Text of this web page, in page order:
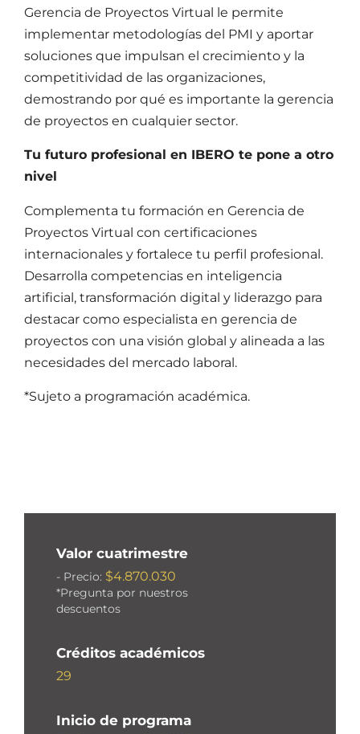
Gerencia de Proyectos Virtual le permite
implementar metodologías del PMI y aportar
soluciones que impulsan el crecimiento y la
competitividad de las organizaciones,
demostrando por qué es importante la gerencia
de proyectos en cualquier sector.
Tu futuro profesional en IBERO te pone a otro
nivel
Complementa tu formación en Gerencia de
Proyectos Virtual con certificaciones
internacionales y fortalece tu perfil profesional.
Desarrolla competencias en inteligencia
artificial, transformación digital y liderazgo para
destacar como especialista en gerencia de
proyectos con una visión global y alineada a las
necesidades del mercado laboral.
*Sujeto a programación académica.
Valor cuatrimestre
- Precio: $4.870.030
*Pregunta por nuestros
descuentos
Créditos académicos
29
Inicio de programa